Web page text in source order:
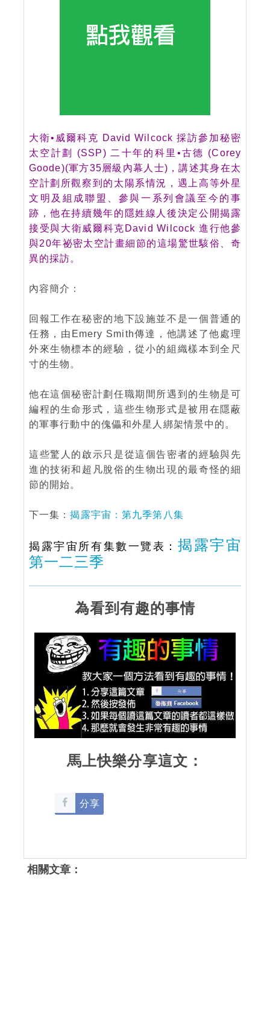
大衛•威爾科克 David Wilcock 採訪參加秘密
太空計劃 (SSP) 二十年的科里•古德 (Corey
Goode)(軍方35層級內幕人士)，講述其身在太
空計劃所觀察到的太陽系情況，遇上高等外星
文明及組成聯盟、參與一系列會議至今的事
跡，他在持續幾年的隱姓線人後決定公開揭露
接受與大衛威爾科克David Wilcock 進行他參
與20年祕密太空計畫細節的這場驚世駭俗、奇
異的採訪。
內容簡介：
回報工作在秘密的地下設施並不是一個普通的
任務，由Emery Smith傳達，他講述了他處理
外來生物標本的經驗，從小的組織樣本到全尺
寸的生物。
他在這個秘密計劃任職期間所遇到的生物是可
編程的生命形式，這些生物形式是被用在隱蔽
的軍事行動中的傀儡和外星人綁架情景中的。
這些驚人的啟示只是從這個告密者的經驗與先
進的技術和超凡脫俗的生物出現的最奇怪的細
節的開始。
下一集：揭露宇宙：第九季第八集
揭露宇宙所有集數一覽表：揭露宇宙
第一二三季
為看到有趣的事情
馬上快樂分享這文：
分享
相關文章：